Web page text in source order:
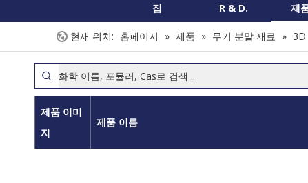
집 R & D. 제
현재 위치: 홈페이지 » 제품 » 무기 분말 재료 »
제품 이미
지
제품 이름